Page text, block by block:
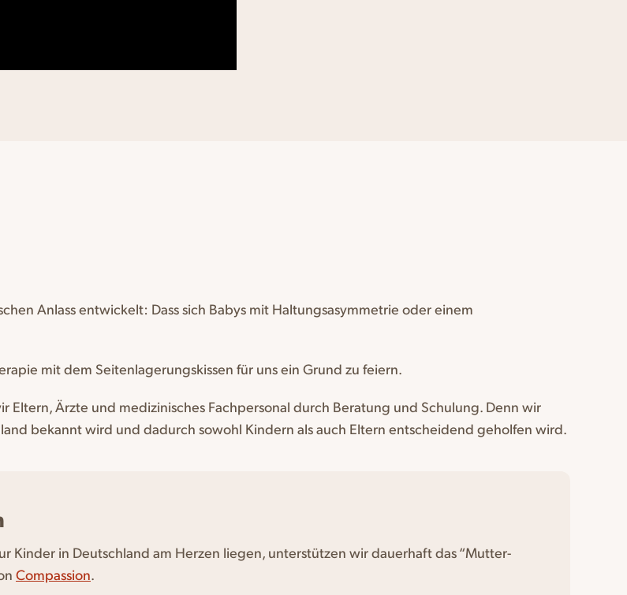
Anlass entwickelt: Dass sich Babys mit Haltungsasymmetrie oder einem
mit dem Seitenlagerungskissen für uns ein Grund zu feiern.
Ärzte und medizinisches Fachpersonal durch Beratung und Schulung. Denn wir
bekannt wird und dadurch sowohl Kindern als auch Eltern entscheidend geholfen wird.
Kinder in Deutschland am Herzen liegen, unterstützen wir dauerhaft das “Mutter-
Compassion.